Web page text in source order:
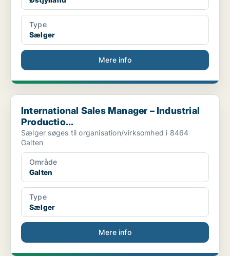
Type
Sælger
Mere info
International Sales Manager – Industrial Productio...
International Sales Manager – Industrial
Productio...
Sælger søges til organisation/virksomhed i 8464
Galten
Område
Galten
Type
Sælger
Mere info